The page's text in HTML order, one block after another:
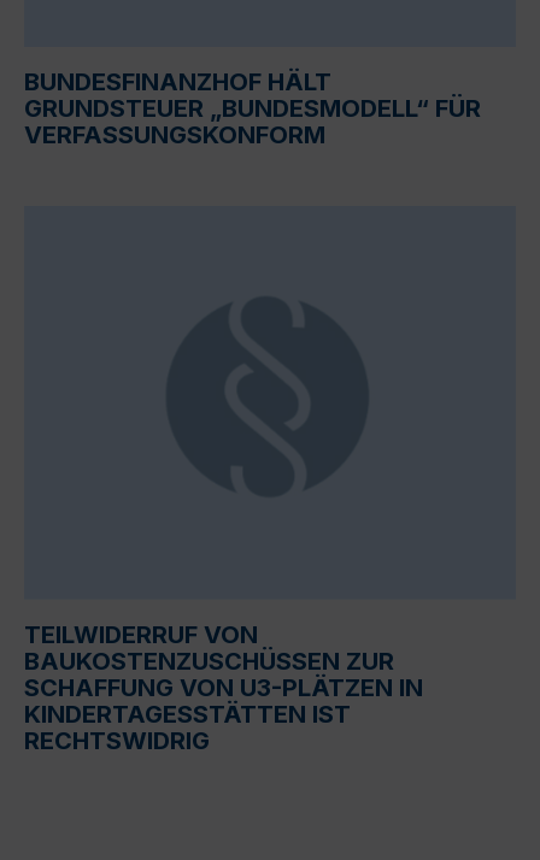
BUNDESFINANZHOF HÄLT
GRUNDSTEUER „BUNDESMODELL“ FÜR
VERFASSUNGSKONFORM
TEILWIDERRUF VON
BAUKOSTENZUSCHÜSSEN ZUR
SCHAFFUNG VON U3-PLÄTZEN IN
KINDERTAGESSTÄTTEN IST
RECHTSWIDRIG